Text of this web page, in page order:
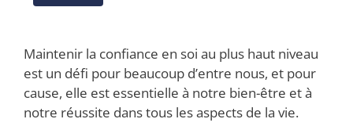
Maintenir la confiance en soi au plus haut niveau
est un défi pour beaucoup d’entre nous, et pour
cause, elle est essentielle à notre bien-être et à
notre réussite dans tous les aspects de la vie.